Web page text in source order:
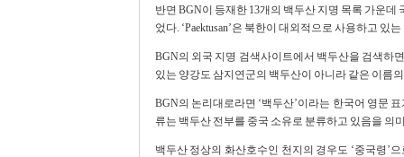
반면 BGN이 등재한 13개의 백두산 지명 목록 가운데
었다. ‘Paektusan’은 북한이 대외적으로 사용하고 있
BGN의 외국 지명 검색사이트에서 백두산을 검색하
있는 양강도 삼지연군의 백두산이 아니라 같은 이름
BGN의 논리대로라면 ‘백두산’이라는 한국어 영문
류는 백두산 전부를 중국 소유로 분류하고 있음을 의
백두산 정상의 화산호수인 천지의 경우도 ‘중국령’